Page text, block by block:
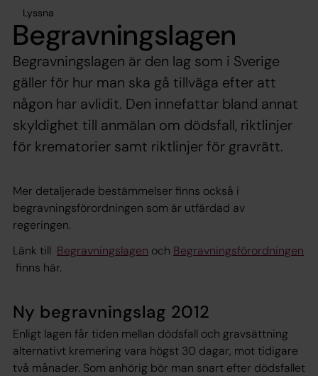
Lyssna
Begravningslagen
Begravningslagen är den lag som i Sverige
gäller för hur man ska gå tillväga efter att
någon har avlidit. Den innefattar bland annat
skyldighet till anmälan om dödsfall, riktlinjer
för krematorier samt riktlinjer för gravrätt.
Mer detaljerade bestämmelser finns också i
begravningsförordningen som är utfärdad av
regeringen.
Länk till Begravningslagen och Begravningsförordningen
finns här.
Ny begravningslag 2012
Enligt lagen får tiden mellan dödsfall och gravsättning
alternativt kremering vara högst 30 dagar, mot tidigare
två månader. Som anhörig bör man snart efter dödsfallet